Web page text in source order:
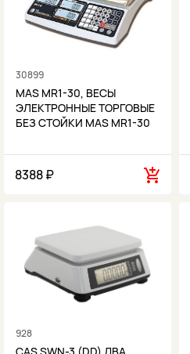
30899
MAS MR1-30, ВЕСЫ
ЭЛЕКТРОННЫЕ ТОРГОВЫЕ
БЕЗ СТОЙКИ MAS MR1-30
8388 ₽
928